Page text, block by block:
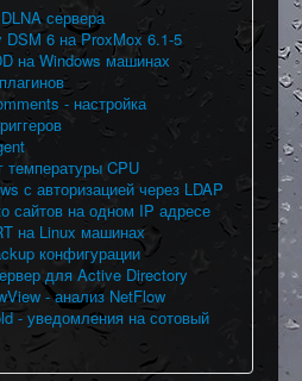
сервера
DSM 6 на ProxMox 6.1-5
на Windows машинах
- настройка
температуры CPU
с авторизацией через LDAP
сайтов на одном IP адресе
на Linux машинах
конфигурации
для Active Directory
- анализ NetFlow
- уведомления на сотовый